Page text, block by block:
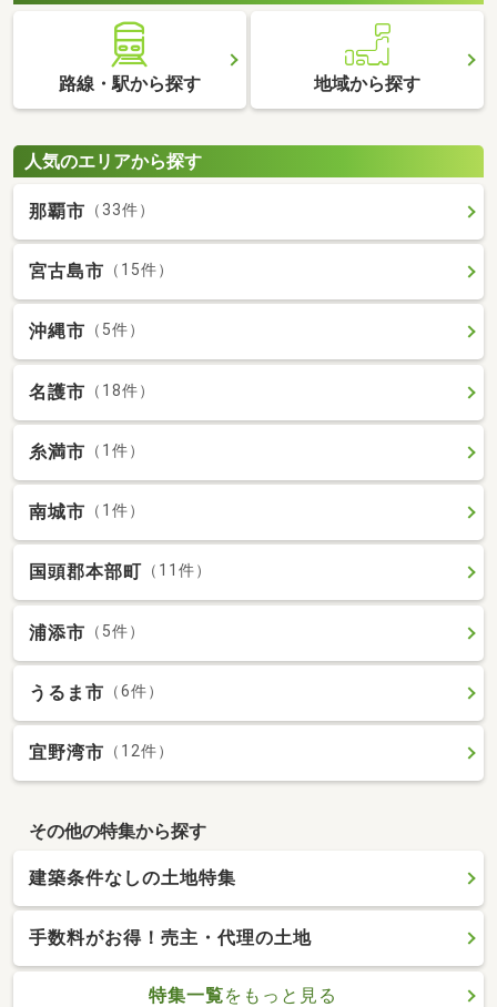
路線・駅から探す 地域から探す
人気のエリアから探す
那覇市 （33件）
宮古島市 （15件）
沖縄市 （5件）
名護市 （18件）
糸満市 （1件）
南城市 （1件）
国頭郡本部町 （11件）
浦添市 （5件）
うるま市 （6件）
宜野湾市 （12件）
その他の特集から探す
建築条件なしの土地特集
手数料がお得！売主・代理の土地
特集一覧をもっと見る